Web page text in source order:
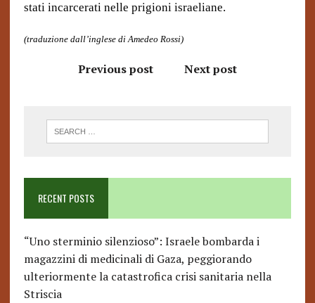
stati incarcerati nelle prigioni israeliane.
(traduzione dall’inglese di Amedeo Rossi)
Previous post Next post
RECENT POSTS
“Uno sterminio silenzioso”: Israele bombarda i
magazzini di medicinali di Gaza, peggiorando
ulteriormente la catastrofica crisi sanitaria nella
Striscia